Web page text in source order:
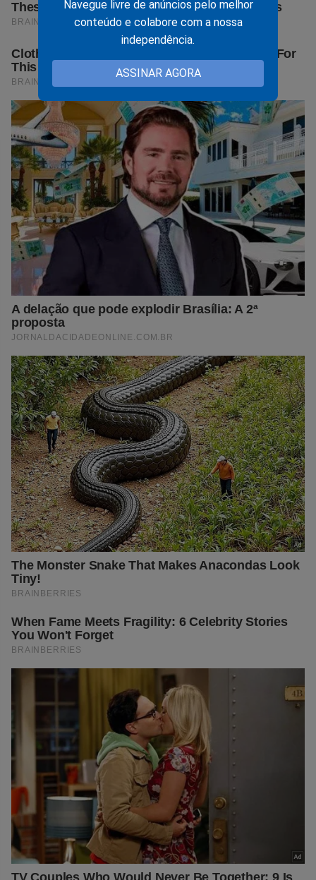
Navegue livre de anúncios pelo melhor
conteúdo e colabore com a nossa
independência.
ASSINAR AGORA